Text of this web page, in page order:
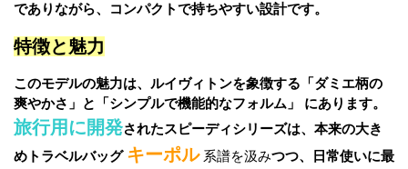
でありながら、コンパクトで持ちやすい設計です。
特徴と魅力
このモデルの魅力は、ルイヴィトンを象徴する「ダミエ柄の
爽やかさ」と「シンプルで機能的なフォルム」 にあります。
旅行用に開発されたスピーディシリーズは、本来の大き
めトラベルバッグ キーポル系譜を汲みつつ、日常使いに最